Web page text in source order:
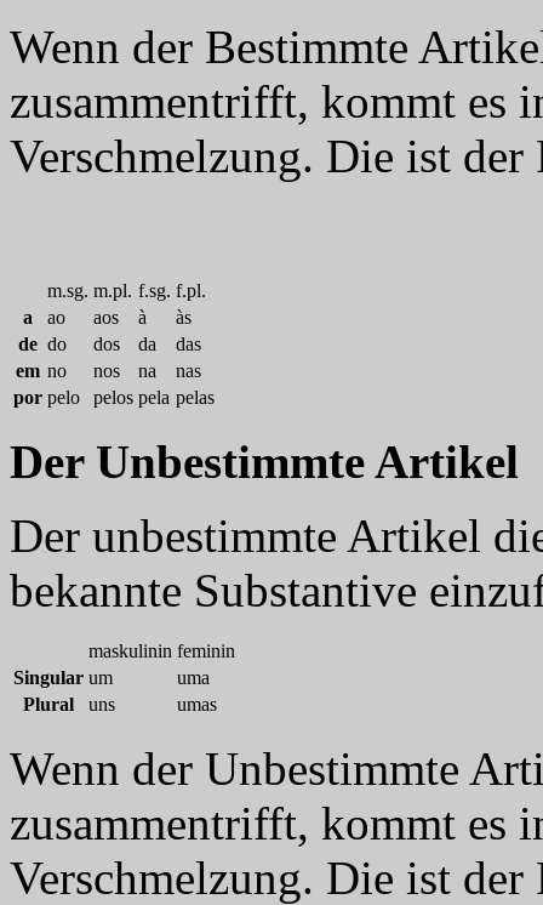
Wenn der Bestimmte
zusammentrifft, kommt es
Verschmelzung. Die ist
m.sg. m.pl. f.sg. f.pl.
a
ao aos à
às
de do dos da
das
em no nos na
nas
por pelo pelos pela pelas
Der Unbestimmte Artikel
Der unbestimmte Artikel
bekannte Substantive
maskulinin feminin
Singular um
uma
Plural
uns umas
Wenn der Unbestimmte
zusammentrifft, kommt es
Verschmelzung. Die ist